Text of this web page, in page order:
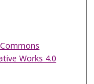
Works 4.0